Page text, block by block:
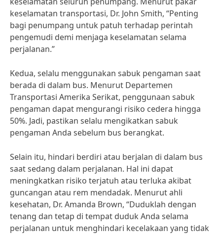
keselamatan transportasi, Dr. John Smith, “Penting
bagi penumpang untuk patuh terhadap perintah
pengemudi demi menjaga keselamatan selama
perjalanan.”
Kedua, selalu menggunakan sabuk pengaman saat
berada di dalam bus. Menurut Departemen
Transportasi Amerika Serikat, penggunaan sabuk
pengaman dapat mengurangi risiko cedera hingga
50%. Jadi, pastikan selalu mengikatkan sabuk
pengaman Anda sebelum bus berangkat.
Selain itu, hindari berdiri atau berjalan di dalam bus
saat sedang dalam perjalanan. Hal ini dapat
meningkatkan risiko terjatuh atau terluka akibat
guncangan atau rem mendadak. Menurut ahli
kesehatan, Dr. Amanda Brown, “Duduklah dengan
tenang dan tetap di tempat duduk Anda selama
perjalanan untuk menghindari kecelakaan yang tidak